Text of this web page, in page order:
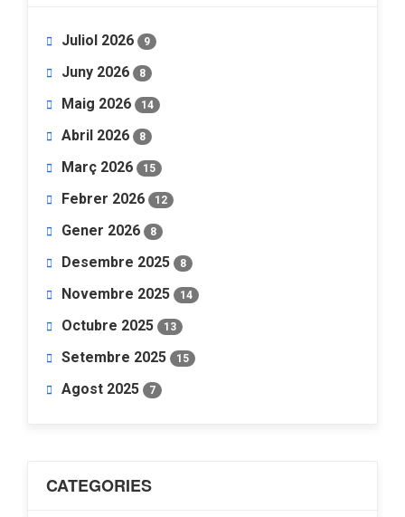
Juliol 2026 9
Juny 2026 8
Maig 2026 14
Abril 2026 8
Març 2026 15
Febrer 2026 12
Gener 2026 8
Desembre 2025 8
Novembre 2025 14
Octubre 2025 13
Setembre 2025 15
Agost 2025 7
CATEGORIES